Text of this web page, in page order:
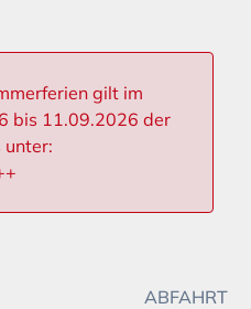
gilt im
bis 11.09.2026 der
unter:
ABFAHRT